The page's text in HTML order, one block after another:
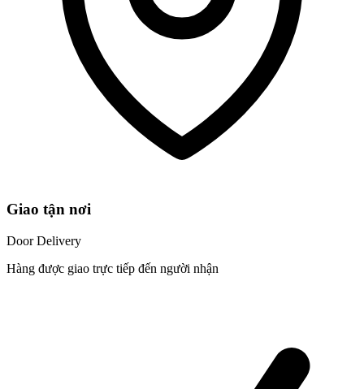
Giao tận nơi
Door Delivery
Hàng được giao trực tiếp đến người nhận